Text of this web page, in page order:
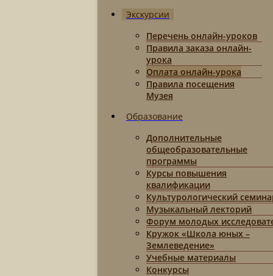
Экскурсии
Перечень онлайн-уроков
Правила заказа онлайн-
урока
Оплата онлайн-урока
Правила посещения
Музея
Образование
Дополнительные
общеобразовательные
программы
Курсы повышения
квалификации
Культурологический
Музыкальный лекторий
Форум молодых
Кружок «Школа юных –
Землеведение»
Учебные материалы
Конкурсы